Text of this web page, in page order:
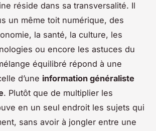
réside dans sa transversalité. Il
un même toit numérique, des
la santé, la culture, les
ou encore les astuces du
équilibré répond à une
d’une information généraliste
. Plutôt que de multiplier les
en un seul endroit les sujets qui
sans avoir à jongler entre une